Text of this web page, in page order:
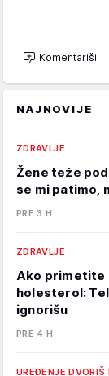
Komentariši
NAJNOVIJE
ZDRAVLJE
Žene teže
se mi patimo,
PRE 3 H
ZDRAVLJE
Ako primetite
holesterol:
ignorišu
PRE 4 H
UREĐENJE